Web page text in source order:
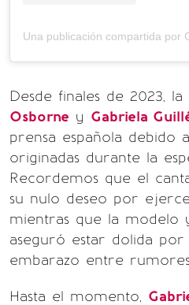
Desde finales de 2023,
Osborne y Gabriela
prensa española debido
originadas durante la
Recordemos que el
su nulo deseo por
mientras que la modelo
aseguró estar dolida
embarazo entre
Hasta el momento,